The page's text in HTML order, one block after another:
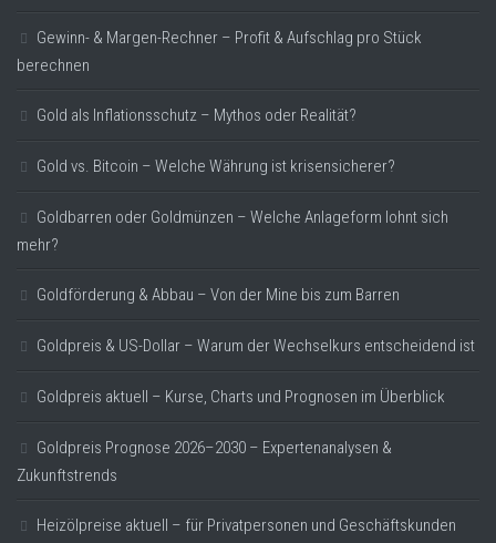
Gewinn- & Margen-Rechner – Profit & Aufschlag pro Stück
berechnen
Gold als Inflationsschutz – Mythos oder Realität?
Gold vs. Bitcoin – Welche Währung ist krisensicherer?
Goldbarren oder Goldmünzen – Welche Anlageform lohnt sich
mehr?
Goldförderung & Abbau – Von der Mine bis zum Barren
Goldpreis & US-Dollar – Warum der Wechselkurs entscheidend ist
Goldpreis aktuell – Kurse, Charts und Prognosen im Überblick
Goldpreis Prognose 2026–2030 – Expertenanalysen &
Zukunftstrends
Heizölpreise aktuell – für Privatpersonen und Geschäftskunden